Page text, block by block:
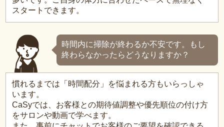
スタートできます。
時間内に掃除が終わるか不安です。もし
終わらなかったらどうなりますか？
慣れるまでは「時間配分」を悩まれる方もいらっしゃ
います。
CaSyでは、お客様との期待値調整や優先順位の付け方
をサロンや動画で学べます。